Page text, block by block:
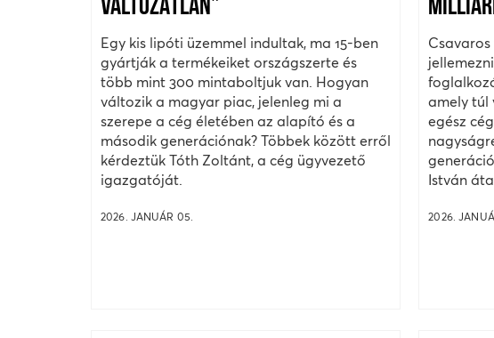
VÁLTOZATLAN”
Egy kis lipóti üzemmel indultak, ma 15-ben
gyártják a termékeiket országszerte és
több mint 300 mintaboltjuk van. Hogyan
változik a magyar piac, jelenleg mi a
szerepe a cég életében az alapító és a
második generációnak? Többek között erről
kérdeztük Tóth Zoltánt, a cég ügyvezető
igazgatóját.
2026. JANUÁR 05.
amely túl
egész
István
2026.